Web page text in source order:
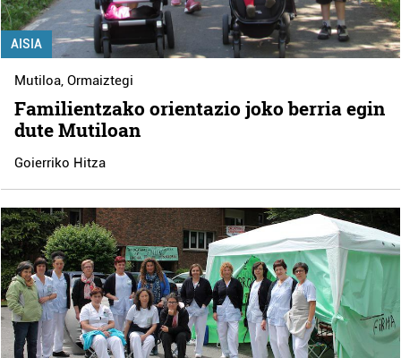
AISIA
Mutiloa,Ormaiztegi
Familientzako orientazio joko berria egin
dute Mutiloan
Goierriko Hitza